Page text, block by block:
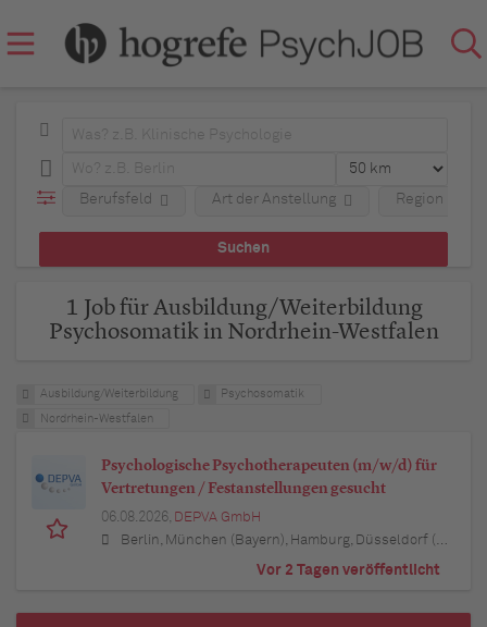
Berufsfeld Art der Anstellung Region
1 Job für Ausbildung/Weiterbildung
Psychosomatik in Nordrhein-Westfalen
Ausbildung/Weiterbildung Psychosomatik
Nordrhein-Westfalen
Psychologische Psychotherapeuten (m/w/d) für
Vertretungen / Festanstellungen gesucht
06.08.2026, DEPVA GmbH
Berlin, München (Bayern), Hamburg, Düsseldorf (Nordrhein-Westfalen), Köln (Nordrhein-Westfalen), Essen (Nordrhein-Westfalen), Dortmund (Nordrhein-Westfalen), Stuttgart (Baden-Württemberg), Heilbronn (Baden-Württemberg), Hannover (Niedersachsen), Rostock (Mecklenburg-Vorpommern), Kiel (Schleswig-Holstein), Augsburg (Bayern), Nürnberg (Bayern), Frankfurt am Main (Hessen), Bremen, Schwerin (Mecklenburg-Vorpommern), Mainz (Rheinland-Pfalz), Saarbrücken (Saarland), Dresden (Sachsen), Magdeburg (Sachsen-Anhalt), Potsdam (Brandenburg), Erfurt (Thüringen), Würzburg (Bayern), Heilbronn (Baden-Württemberg), Leipzig (Sachsen)
Vor 2 Tagen veröffentlicht